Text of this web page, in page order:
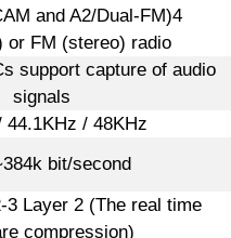
and A2/Dual-FM)4
or FM (stereo) radio
support capture of audio
signals
44.1KHz / 48KHz
bit/second
3 Layer 2 (The real time
compression)